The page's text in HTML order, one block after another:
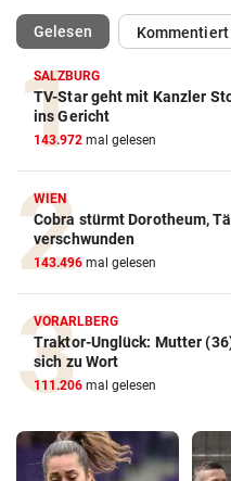
Gelesen(ausgewählt)Kommentiert
SALZBURG
TV-Star geht mit Kanzler
ins Gericht
143.972 mal gelesen
WIEN
Cobra stürmt Dorotheum,
verschwunden
143.496 mal gelesen
VORARLBERG
Traktor-Unglück: Mutter
sich zu Wort
111.206 mal gelesen